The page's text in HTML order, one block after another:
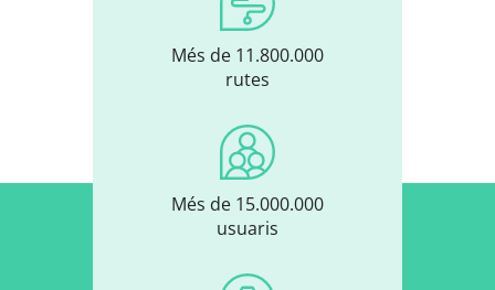
Més de 11.800.000
rutes
Més de 15.000.000
usuaris